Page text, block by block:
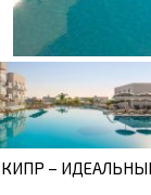
КИПР –